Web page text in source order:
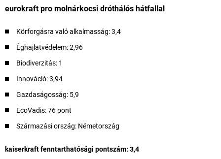
eurokraft pro molnárkocsi dróthálós hátfallal
Körforgásra való alkalmasság: 3,4
Éghajlatvédelem: 2,96
Biodiverzitás: 1
Innováció: 3,94
Gazdaságosság: 5,9
EcoVadis: 76 pont
Származási ország: Németország
kaiserkraft fenntarthatósági pontszám: 3,4